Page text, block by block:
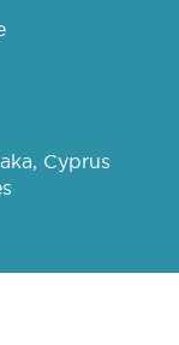
Cyprus